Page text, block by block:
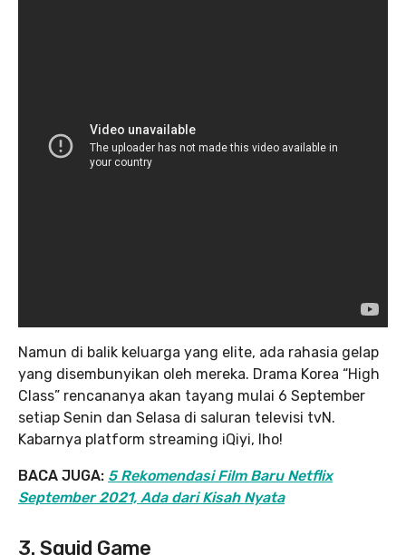
Namun di balik keluarga yang elite, ada rahasia gelap
yang disembunyikan oleh mereka. Drama Korea “High
Class” rencananya akan tayang mulai 6 September
setiap Senin dan Selasa di saluran televisi tvN.
Kabarnya platform streaming iQiyi, lho!
BACA JUGA: 5 Rekomendasi Film Baru Netflix
September 2021, Ada dari Kisah Nyata
3. Squid Game